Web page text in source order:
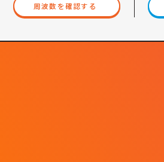
周波数を確認する